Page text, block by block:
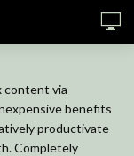
content via
benefits
productivate
Completely